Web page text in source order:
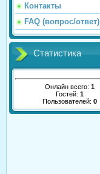
Контакты
FAQ (вопрос/ответ)
Статистика
Онлайн всего: 1
Гостей: 1
Пользователей: 0